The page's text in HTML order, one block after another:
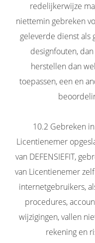
redelijkerwijze
niettemin gebreken
geleverde dienst als
designfouten,
herstellen dan
toepassen, een en
10.2 Gebreken
Licentienemer
van DEFENSIEFIT,
van Licentienemer
internetgebruikers,
procedures,
wijzigingen, vallen
rekening en